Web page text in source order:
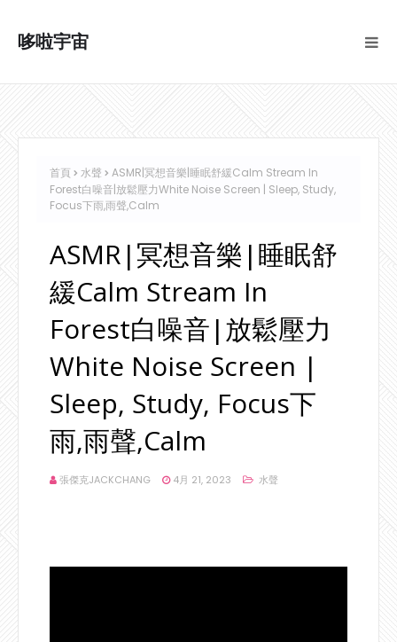
哆啦宇宙
首頁 水聲
ASMR|冥想音樂|睡眠舒緩Calm Stream In
Forest白噪音|放鬆壓力White Noise Screen | Sleep, Study,
Focus下雨,雨聲,Calm
ASMR|冥想音樂|睡眠舒
緩Calm Stream In
Forest白噪音|放鬆壓力
White Noise Screen |
Sleep, Study, Focus下
雨,雨聲,Calm
張傑克JACKCHANG 4月 21, 2023 水聲